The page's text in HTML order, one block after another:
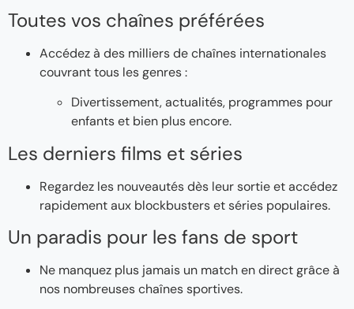
Toutes vos chaînes préférées
Accédez à des milliers de chaînes internationales
couvrant tous les genres :
Divertissement, actualités, programmes pour
enfants et bien plus encore.
Les derniers films et séries
Regardez les nouveautés dès leur sortie et accédez
rapidement aux blockbusters et séries populaires.
Un paradis pour les fans de sport
Ne manquez plus jamais un match en direct grâce à
nos nombreuses chaînes sportives.